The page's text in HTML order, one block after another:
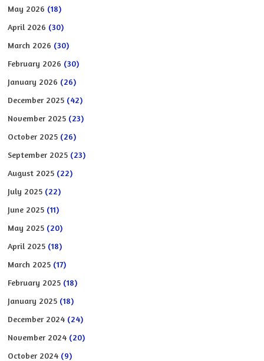
May 2026 (18)
April 2026 (30)
March 2026 (30)
February 2026 (30)
January 2026 (26)
December 2025 (42)
November 2025 (23)
October 2025 (26)
September 2025 (23)
August 2025 (22)
July 2025 (22)
June 2025 (11)
May 2025 (20)
April 2025 (18)
March 2025 (17)
February 2025 (18)
January 2025 (18)
December 2024 (24)
November 2024 (20)
October 2024 (9)